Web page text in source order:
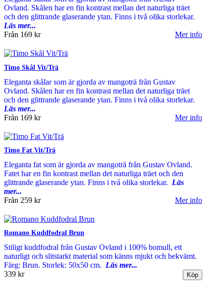
Ovland. Skålen har en fin kontrast mellan det naturliga träet
och den glittrande glaserande ytan. Finns i två olika storlekar.
Läs mer...
Från 169 kr Mer info
Timo Skål Vit/Trä
Eleganta skålar som är gjorda av mangoträ från Gustav
Ovland. Skålen har en fin kontrast mellan det naturliga träet
och den glittrande glaserande ytan. Finns i två olika storlekar.
Läs mer...
Från 169 kr Mer info
Timo Fat Vit/Trä
Eleganta fat som är gjorda av mangoträ från Gustav Ovland.
Fatet har en fin kontrast mellan det naturliga träet och den
glittrande glaserande ytan. Finns i två olika storlekar. Läs
mer...
Från 259 kr Mer info
Romano Kuddfodral Brun
Stiligt kuddfodral från Gustav Ovland i 100% bomull, ett
naturligt och slitstarkt material som känns mjukt och bekvämt.
Färg: Brun. Storlek: 50x50 cm. Läs mer...
339 kr